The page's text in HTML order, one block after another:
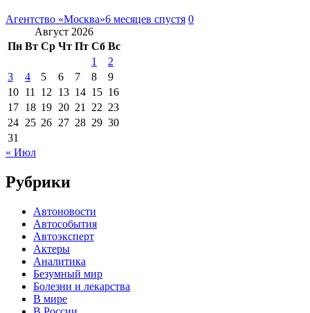
Агентство «Москва»6 месяцев спустя 0
Август 2026
Пн Вт Ср Чт Пт Сб Вс
1
2
3
4 5 6 7 8
9
10 11 12 13 14 15 16
17 18 19 20 21 22 23
24 25 26 27 28 29 30
31
« Июл
Рубрики
Автоновости
Автособытия
Автоэксперт
Актеры
Аналитика
Безумный мир
Болезни и лекарства
В мире